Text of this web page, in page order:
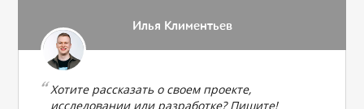
Илья Климентьев
Хотите рассказать о своем проекте,
исследовании или разработке? Пишите!